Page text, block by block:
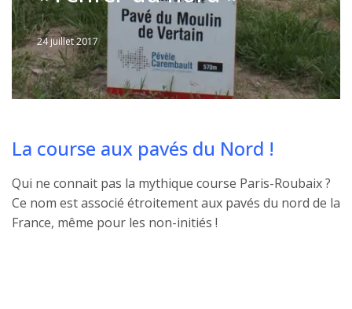
Written
by
Jérémie
24 juillet 2017
La course aux pavés du Nord !
Qui ne connait pas la mythique course Paris-Roubaix ?
Ce nom est associé étroitement aux pavés du nord de la
France, même pour les non-initiés !